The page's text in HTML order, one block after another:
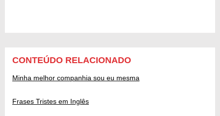
CONTEÚDO RELACIONADO
Minha melhor companhia sou eu mesma
Frases Tristes em Inglês